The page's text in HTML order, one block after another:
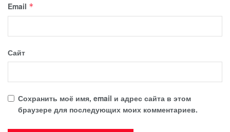
Email *
Сайт
Сохранить моё имя, email и адрес сайта в этом
браузере для последующих моих комментариев.